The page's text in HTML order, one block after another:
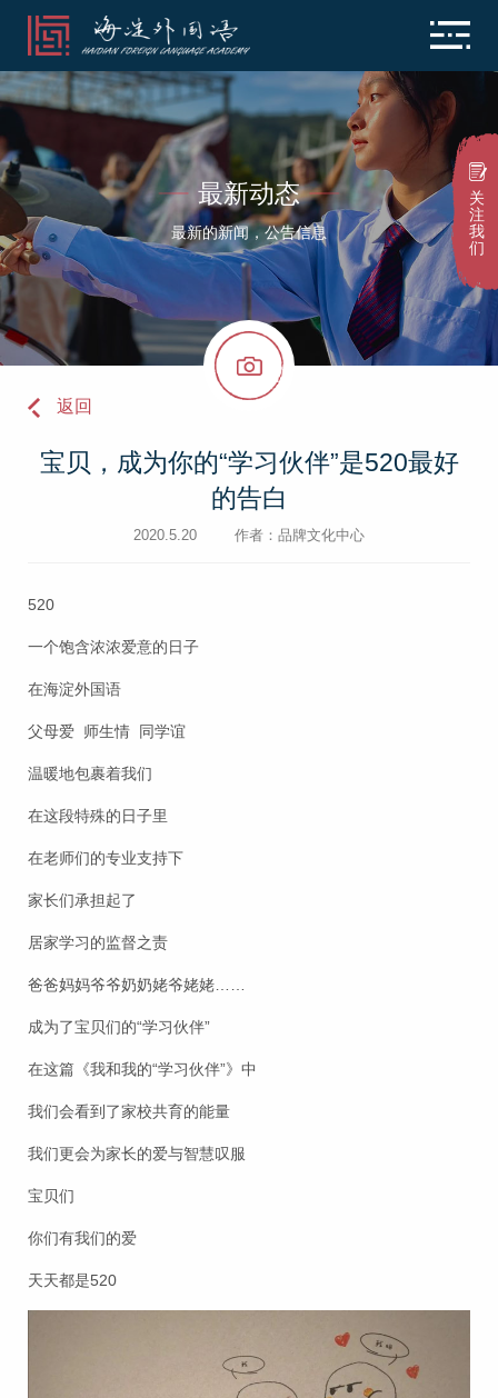
关
注
我
们
最新动态
最新的新闻，公告信息
返回
宝贝，成为你的“学习伙伴”是520最好
的告白
2020.5.20 作者：品牌文化中心
520
一个饱含浓浓爱意的日子
在海淀外国语
父母爱 师生情 同学谊
温暖地包裹着我们
在这段特殊的日子里
在老师们的专业支持下
家长们承担起了
居家学习的监督之责
爸爸妈妈爷爷奶奶姥爷姥姥……
成为了宝贝们的“学习伙伴”
在这篇《我和我的“学习伙伴”》中
我们会看到了家校共育的能量
我们更会为家长的爱与智慧叹服
宝贝们
你们有我们的爱
天天都是520